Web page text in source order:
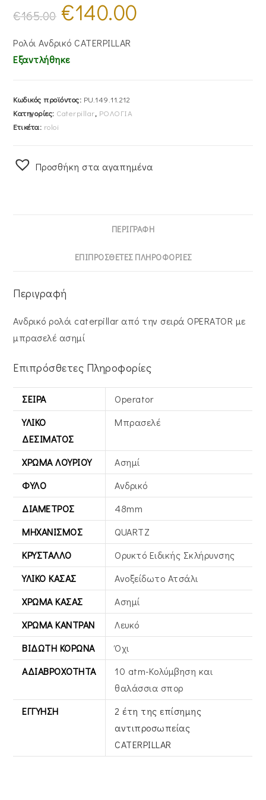
€165.00
Original
price
was:
€140.00
Ρολόι Ανδρικό CATERPILLAR
Εξαντλήθηκε
Κωδικός προϊόντος: PU.149.11.212
Κατηγορίες: Caterpillar, ΡΟΛΟΓΙΑ
Ετικέτα: roloi
Προσθήκη στα αγαπημένα
ΠΕΡΙΓΡΑΦΉ
ΕΠΙΠΡΌΣΘΕΤΕΣ ΠΛΗΡΟΦΟΡΊΕΣ
Περιγραφή
Ανδρικό ρολόι caterpillar από την σειρά OPERATOR με
μπρασελέ ασημί
Επιπρόσθετες Πληροφορίες
ΣΕΙΡΆ
Operator
ΥΛΙΚΌ
ΔΕΣΊΜΑΤΟΣ
Μπρασελέ
ΧΡΏΜΑ ΛΟΥΡΙΟΎ
Ασημί
ΦΎΛΟ
Ανδρικό
ΔΙΆΜΕΤΡΟΣ
48mm
ΜΗΧΑΝΙΣΜΌΣ
QUARTZ
ΚΡΎΣΤΑΛΛΟ
Ορυκτό Ειδικής Σκλήρυνσης
ΥΛΙΚΌ ΚΆΣΑΣ
Ανοξείδωτο Ατσάλι
ΧΡΏΜΑ ΚΆΣΑΣ
Ασημί
ΧΡΏΜΑ ΚΑΝΤΡΆΝ
Λευκό
ΒΙΔΩΤΉ ΚΟΡΏΝΑ
Όχι
ΑΔΙΑΒΡΟΧΌΤΗΤΑ
10 atm-Κολύμβηση και
θαλάσσια σπορ
ΕΓΓΎΗΣΗ
2 έτη της επίσημης
αντιπροσωπείας
CATERPILLAR